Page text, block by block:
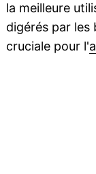
la meilleure
digérés par
cruciale pour l'